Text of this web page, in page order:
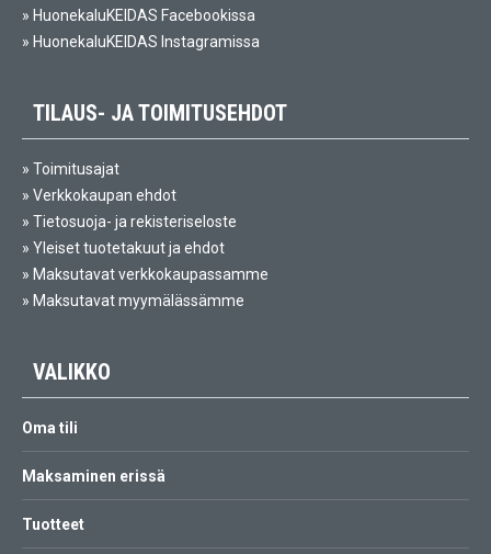
» HuonekaluKEIDAS Facebookissa
» HuonekaluKEIDAS Instagramissa
TILAUS- JA TOIMITUSEHDOT
» Toimitusajat
» Verkkokaupan ehdot
» Tietosuoja- ja rekisteriseloste
» Yleiset tuotetakuut ja ehdot
» Maksutavat verkkokaupassamme
» Maksutavat myymälässämme
VALIKKO
Oma tili
Maksaminen erissä
Tuotteet